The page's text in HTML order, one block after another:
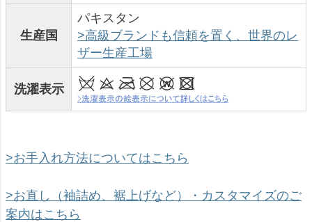
生産国
パキスタン
>高級ブランドも信頼を置く、世界のレ
ザー生産工場
洗濯表示
>お手入れ方法についてはこちら
>お直し（袖詰め、裾上げなど）・カスタマイズのご
案内はこちら